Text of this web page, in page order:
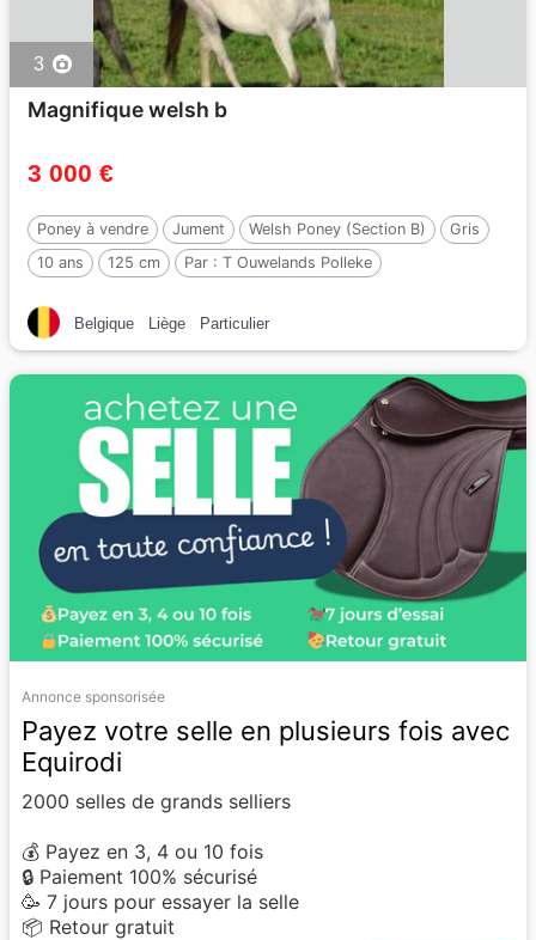
3
Magnifique welsh b
3 000 €
Poney à vendre Jument Welsh Poney (Section B)
Gris
10 ans
125 cm Par : T Ouwelands Polleke
Belgique Liège Particulier
Annonce sponsorisée
Payez votre selle en plusieurs fois avec
Equirodi
2000 selles de grands selliers
💰 Payez en 3, 4 ou 10 fois
🔒 Paiement 100% sécurisé
🥳 7 jours pour essayer la selle
📦 Retour gratuit